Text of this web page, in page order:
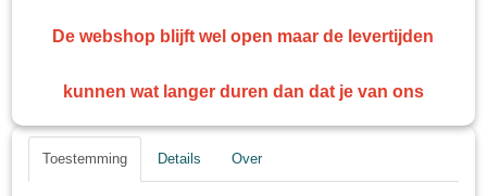
Troton Autolak
Troton 2k blanke lak
Troton Grondlak
Troton Coating
De webshop blijft wel open maar de levertijden
kunnen wat langer duren dan dat je van ons
Toestemming Details Over